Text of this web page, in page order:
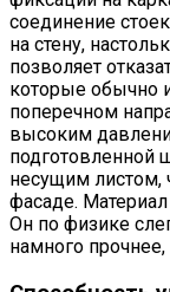
соединение
на стену,
позволяет
которые обычно
поперечном
высоким
подготовленной
несущим листом,
фасаде. Материал
Он по физике
намного